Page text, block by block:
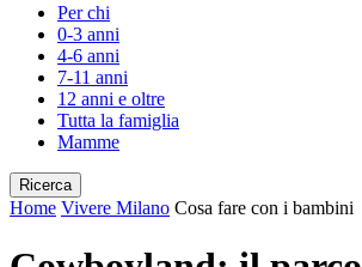
Per chi
0-3 anni
4-6 anni
7-11 anni
12 anni e oltre
Tutta la famiglia
Mamme
Ricerca
Home Vivere Milano Cosa fare con i bambini